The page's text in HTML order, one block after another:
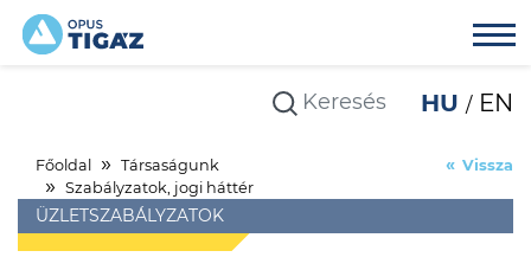
HU EN
Főoldal
Társaságunk
Szabályzatok, jogi háttér
ÜZLETSZABÁLYZATOK
Vissza